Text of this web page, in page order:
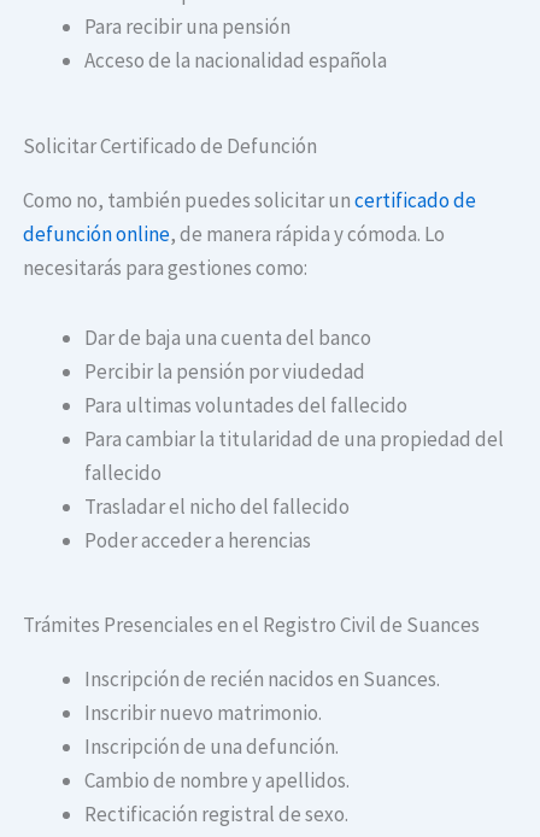
Para recibir una pensión
Acceso de la nacionalidad española
Solicitar Certificado de Defunción
Como no, también puedes solicitar uncertificado de
defunción online, de manera rápida y cómoda. Lo
necesitarás para gestiones como:
Dar de baja una cuenta del banco
Percibir la pensión por viudedad
Para ultimas voluntades del fallecido
Para cambiar la titularidad de una propiedad del
fallecido
Trasladar el nicho del fallecido
Poder acceder a herencias
Trámites Presenciales en el Registro Civil de Suances
Inscripción de recién nacidos en Suances.
Inscribir nuevo matrimonio.
Inscripción de una defunción.
Cambio de nombre y apellidos.
Rectificación registral de sexo.